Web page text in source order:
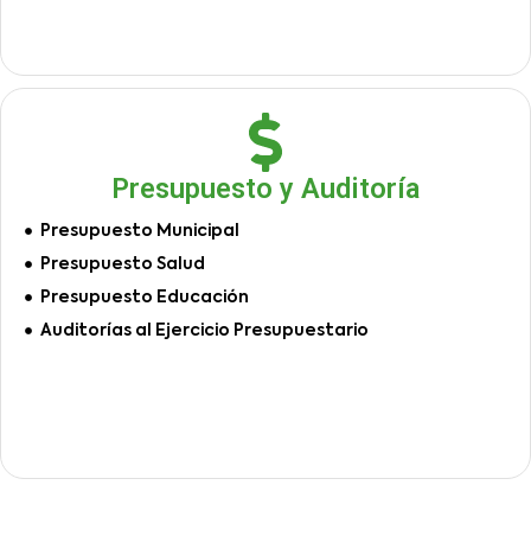
Presupuesto y Auditoría
Presupuesto Municipal
Presupuesto Salud
Presupuesto Educación
Auditorías al Ejercicio Presupuestario